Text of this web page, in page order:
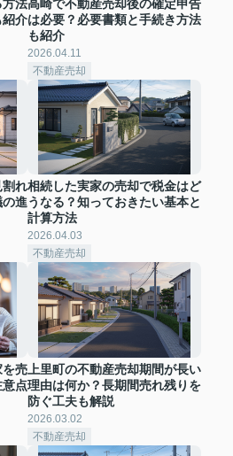
方法
紹介
高崎で不動産売却後の確定申告
は必要？必要書類と手続き方法
も紹介
2026.04.11
不動産売却
割れ
の進
相続した実家の売却で税金はど
うなる？知っておきたい基本と
計算方法
2026.04.03
不動産売却
を売
意点
上里町の不動産売却期間が長い
理由は何か？長期間売れ残りを
防ぐ工夫も解説
2026.03.02
不動産売却